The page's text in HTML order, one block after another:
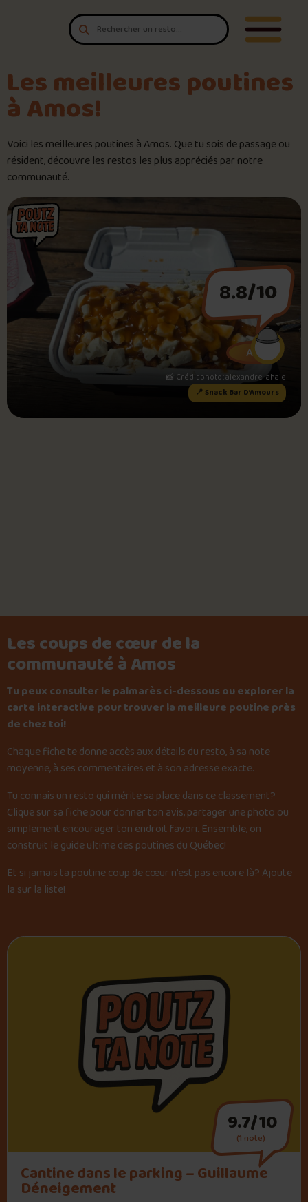
Aller au contenu
Ouvrir/
T'es un vrai
amateur de poutine?
Trouve une POUTZ sur la carte
Le palmarès d’Olivier Primeau
Jeu – Connais-tu ta poutine?
Forfaits
Foire aux questions
Me connecter
Les meilleures poutines
à Amos!
Voici les meilleures poutines à Amos. Que tu sois de passage ou
résident, découvre les restos les plus appréciés par notre
communauté.
8.8/10
AL
📸 Crédit photo : alexandre lahaie
📍 Snack Bar D’Amours
Les coups de cœur de la
communauté à Amos
Tu peux consulter le palmarès ci-dessous ou explorer la
carte interactive pour trouver la meilleure poutine près
de chez toi!
Chaque fiche te donne accès aux détails du resto, à sa note
moyenne, à ses commentaires et à son adresse exacte.
Tu connais un resto qui mérite sa place dans ce classement?
Clique sur sa fiche pour donner ton avis, partager une photo ou
simplement encourager ton endroit favori. Ensemble, on
construit le guide ultime des poutines du Québec!
Et si jamais ta poutine coup de cœur n’est pas encore là? Ajoute
la sur la liste!
Cantine dans le parking – Guillaume
Déneigement
9.7/10
(1 note)